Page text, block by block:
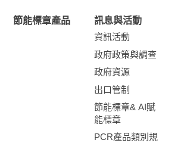
節能標章產品
訊息與活動
資訊活動
政府政策與調查
政府資源
出口管制
節能標章& AI賦
能標章
PCR產品類別規